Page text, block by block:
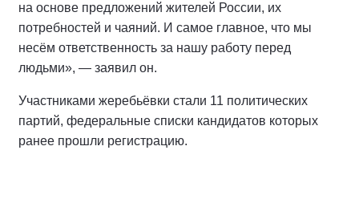
на основе предложений жителей России, их
потребностей и чаяний. И самое главное, что мы
несём ответственность за нашу работу перед
людьми», — заявил он.
Участниками жеребьёвки стали 11 политических
партий, федеральные списки кандидатов которых
ранее прошли регистрацию.